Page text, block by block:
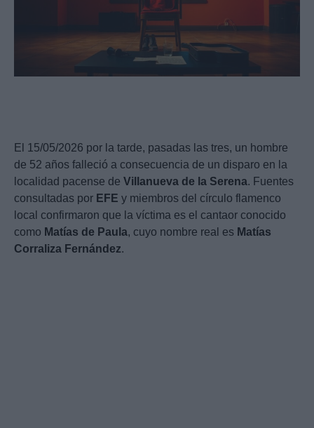
El 15/05/2026 por la tarde, pasadas las tres, un hombre
de 52 años falleció a consecuencia de un disparo en la
localidad pacense de Villanueva de la Serena. Fuentes
consultadas por EFE y miembros del círculo flamenco
local confirmaron que la víctima es el cantaor conocido
como Matías de Paula, cuyo nombre real es Matías
Corraliza Fernández.